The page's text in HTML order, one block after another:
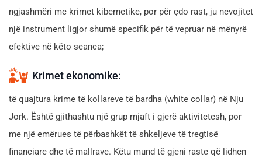
ngjashmëri me krimet kibernetike, por për çdo rast, ju nevojitet
një instrument ligjor shumë specifik për të vepruar në mënyrë
efektive në këto seanca;
Krimet ekonomike:
të quajtura krime të kollareve të bardha (white collar) në Nju
Jork. Është gjithashtu një grup mjaft i gjerë aktivitetesh, por
me një emërues të përbashkët të shkeljeve të tregtisë
financiare dhe të mallrave. Këtu mund të gjeni raste që lidhen